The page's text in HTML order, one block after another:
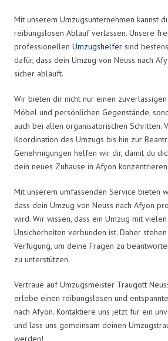
Mit unserem Umzugsunternehmen kannst
reibungslosen Ablauf verlassen. Unsere
professionellen Umzugshelfer sind
dafür, dass dein Umzug von Neuss nach
sicher abläuft.
Wir bieten dir nicht nur einen
Möbel und persönlichen Gegenstände,
auch bei allen organisatorischen Schritten.
Koordination des Umzugs bis hin zur
Genehmigungen helfen wir dir, damit du
dein neues Zuhause in Afyon konzentrieren
Mit unserem umfassenden Service bieten
dass dein Umzug von Neuss nach Afyon
wird. Wir wissen, dass ein Umzug mit
Unsicherheiten verbunden ist. Daher
Verfügung, um deine Fragen zu
zu unterstützen.
Vertraue auf Umzugsmeister Traugott
erlebe einen reibungslosen und
nach Afyon. Kontaktiere uns jetzt für ein
und lass uns gemeinsam deinen
werden!